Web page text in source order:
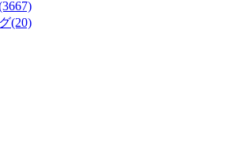
(20)